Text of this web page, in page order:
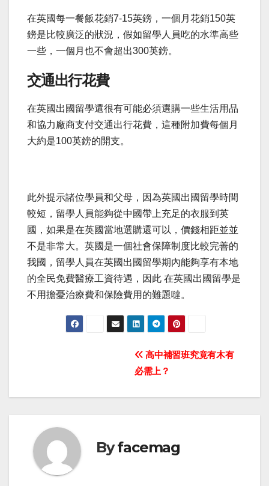
在英國每一餐飯花銷7-15英鎊，一個月花銷150英
鎊是比較廣泛的狀況，假如留學人員吃的水準高些
一些，一個月也不會超出300英鎊。
交通出行花費
在英國出國留學還很有可能必須選購一些生活用品
和協力廠商支付交通出行花費，這種附加費每個月
大約是100英鎊的開支。
此外提示諸位學員和父母，因為英國出國留學時間
較短，留學人員能夠從中國帶上充足的衣服到英
國，如果是在英國當地選購還可以，價錢相距並並
不是非常大。英國是一個社會保障制度比較完善的
我國，留學人員在英國出國留學期內能夠享有本地
的全民免費醫療工資待遇，因此 在英國出國留學是
不用擔憂治療費和保險費用的難題噠。
高中補習班究竟有木有
必需上？
Byfacemag